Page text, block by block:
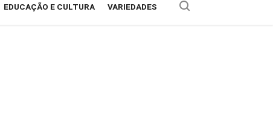
EDUCAÇÃO E CULTURA VARIEDADES